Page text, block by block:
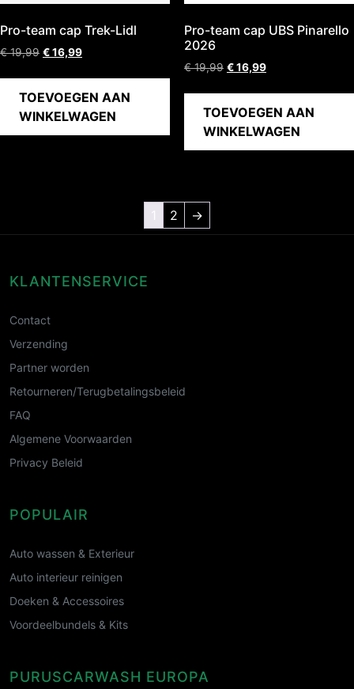
Pro-team cap Trek-Lidl
€19,99 €16,99
TOEVOEGEN AAN
WINKELWAGEN
Pro-team cap UBS Pinarello
2026
€19,99 €16,99
TOEVOEGEN AAN
WINKELWAGEN
1 2 →
KLANTENSERVICE
Contact
Verzending
Partner worden
Retourneren/Terugbetalingsbeleid
FAQ
Algemene Voorwaarden
Privacy Beleid
POPULAIR
Auto wassen & Exterieur
Auto interieur reinigen
Doeken & Accessoires
Voordeelbundels & Kits
PURUSCARWASH EUROPA